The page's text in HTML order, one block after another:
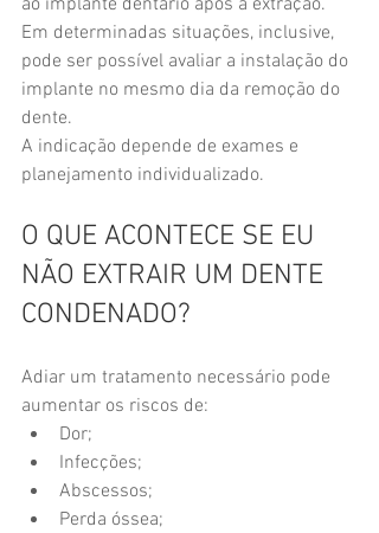
ao implante dentário após a extração.
Em determinadas situações, inclusive,
pode ser possível avaliar a instalação do
implante no mesmo dia da remoção do
dente.
A indicação depende de exames e
planejamento individualizado.
O QUE ACONTECE SE EU
NÃO EXTRAIR UM DENTE
CONDENADO?
Adiar um tratamento necessário pode
aumentar os riscos de:
Dor;
Infecções;
Abscessos;
Perda óssea;